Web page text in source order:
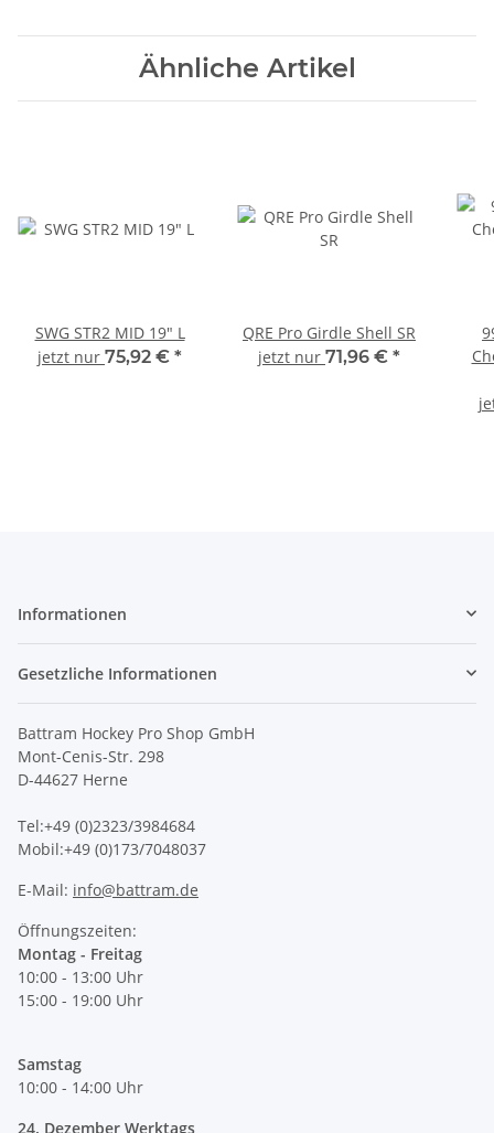
Ähnliche Artikel
SWG STR2 MID 19" L
jetzt nur 75,92 € *
QRE Pro Girdle Shell SR
jetzt nur 71,96 € *
Informationen
Gesetzliche Informationen
Battram Hockey Pro Shop GmbH
Mont-Cenis-Str. 298
D-44627 Herne
Tel:+49 (0)2323/3984684
Mobil:+49 (0)173/7048037
E-Mail: info@battram.de
Öffnungszeiten:
Montag - Freitag
10:00 - 13:00 Uhr
15:00 - 19:00 Uhr
Samstag
10:00 - 14:00 Uhr
24. Dezember Werktags